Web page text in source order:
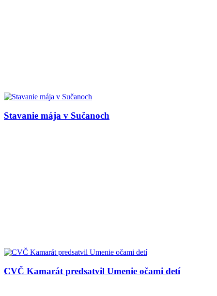
Stavanie mája v Sučanoch
CVČ Kamarát predsatvil Umenie očami detí